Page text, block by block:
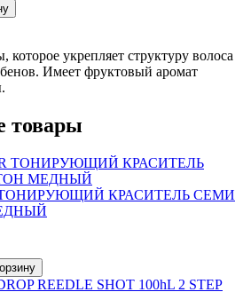
укрепляет структуру волоса
Имеет фруктовый аромат
товары
ТОНИРУЮЩИЙ КРАСИТЕЛЬ СЕМИ